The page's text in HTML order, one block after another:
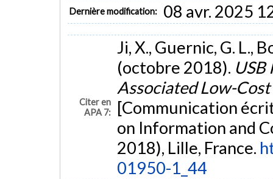
Dernière modification: 08 avr. 2025
Citer en
APA 7:
Ji, X., Guernic, G. L.,
(octobre 2018). USB
Associated Low-
[Communication
on Information and
2018), Lille, France.
01950-1_44